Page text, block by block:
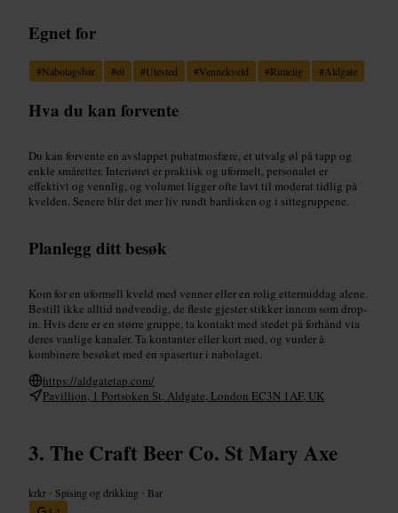
Egnet for
#Nabolagsbar #øl #Utested #Vennekveld #Rimelig #Aldgate
Hva du kan forvente
Du kan forvente en avslappet pubatmosfære, et utvalg øl på tapp og
enkle småretter. Interiøret er praktisk og uformelt, personalet er
effektivt og vennlig, og volumet ligger ofte lavt til moderat tidlig på
kvelden. Senere blir det mer liv rundt bardisken og i sittegruppene.
Planlegg ditt besøk
Kom for en uformell kveld med venner eller en rolig ettermiddag alene.
Bestill ikke alltid nødvendig, de fleste gjester stikker innom som drop-
in. Hvis dere er en større gruppe, ta kontakt med stedet på forhånd via
deres vanlige kanaler. Ta kontanter eller kort med, og vurder å
kombinere besøket med en spasertur i nabolaget.
https://aldgatetap.com/
Pavillion, 1 Portsoken St, Aldgate, London EC3N 1AF, UK
The Craft Beer Co. St Mary Axe
krkr • Spising og drikking • Bar